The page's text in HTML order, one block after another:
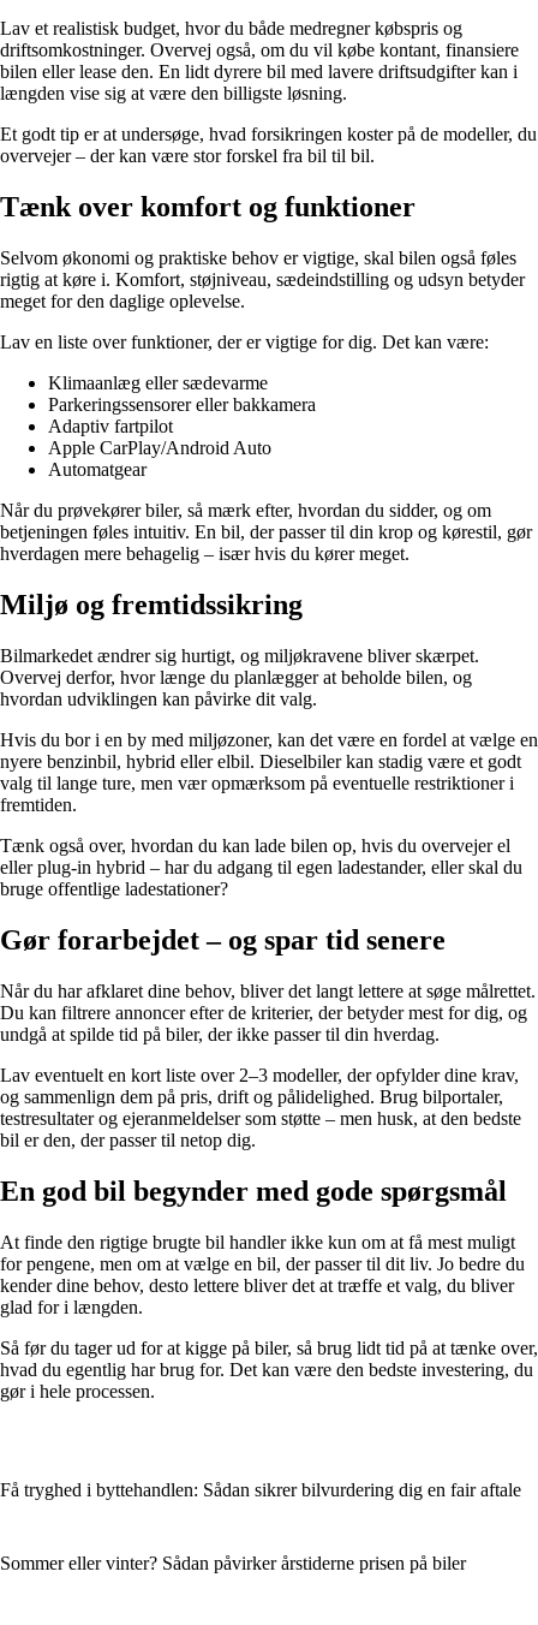
Lav et realistisk budget, hvor du både medregner købspris og
driftsomkostninger. Overvej også, om du vil købe kontant, finansiere
bilen eller lease den. En lidt dyrere bil med lavere driftsudgifter kan i
længden vise sig at være den billigste løsning.
Et godt tip er at undersøge, hvad forsikringen koster på de modeller, du
overvejer – der kan være stor forskel fra bil til bil.
Tænk over komfort og funktioner
Selvom økonomi og praktiske behov er vigtige, skal bilen også føles
rigtig at køre i. Komfort, støjniveau, sædeindstilling og udsyn betyder
meget for den daglige oplevelse.
Lav en liste over funktioner, der er vigtige for dig. Det kan være:
Klimaanlæg eller sædevarme
Parkeringssensorer eller bakkamera
Adaptiv fartpilot
Apple CarPlay/Android Auto
Automatgear
Når du prøvekører biler, så mærk efter, hvordan du sidder, og om
betjeningen føles intuitiv. En bil, der passer til din krop og kørestil, gør
hverdagen mere behagelig – især hvis du kører meget.
Miljø og fremtidssikring
Bilmarkedet ændrer sig hurtigt, og miljøkravene bliver skærpet.
Overvej derfor, hvor længe du planlægger at beholde bilen, og
hvordan udviklingen kan påvirke dit valg.
Hvis du bor i en by med miljøzoner, kan det være en fordel at vælge en
nyere benzinbil, hybrid eller elbil. Dieselbiler kan stadig være et godt
valg til lange ture, men vær opmærksom på eventuelle restriktioner i
fremtiden.
Tænk også over, hvordan du kan lade bilen op, hvis du overvejer el
eller plug-in hybrid – har du adgang til egen ladestander, eller skal du
bruge offentlige ladestationer?
Gør forarbejdet – og spar tid senere
Når du har afklaret dine behov, bliver det langt lettere at søge målrettet.
Du kan filtrere annoncer efter de kriterier, der betyder mest for dig, og
undgå at spilde tid på biler, der ikke passer til din hverdag.
Lav eventuelt en kort liste over 2–3 modeller, der opfylder dine krav,
og sammenlign dem på pris, drift og pålidelighed. Brug bilportaler,
testresultater og ejeranmeldelser som støtte – men husk, at den bedste
bil er den, der passer til netop dig.
En god bil begynder med gode spørgsmål
At finde den rigtige brugte bil handler ikke kun om at få mest muligt
for pengene, men om at vælge en bil, der passer til dit liv. Jo bedre du
kender dine behov, desto lettere bliver det at træffe et valg, du bliver
glad for i længden.
Så før du tager ud for at kigge på biler, så brug lidt tid på at tænke over,
hvad du egentlig har brug for. Det kan være den bedste investering, du
gør i hele processen.
Få tryghed i byttehandlen: Sådan sikrer bilvurdering dig en fair aftale
Sommer eller vinter? Sådan påvirker årstiderne prisen på biler